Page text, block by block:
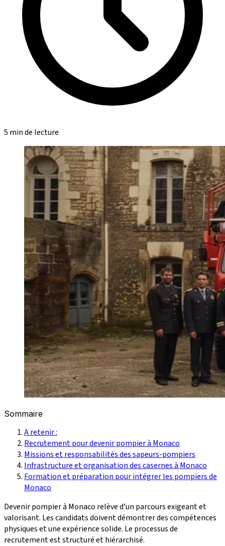
5 min de lecture
Sommaire
A retenir :
Recrutement pour devenir pompier à Monaco
Missions et responsabilités des sapeurs-pompiers
Infrastructure et organisation des casernes à Monaco
Formation et préparation pour intégrer les pompiers de
Monaco
Devenir pompier à Monaco relève d’un parcours exigeant et
valorisant. Les candidats doivent démontrer des compétences
physiques et une expérience solide. Le processus de
recrutement est structuré et hiérarchisé.